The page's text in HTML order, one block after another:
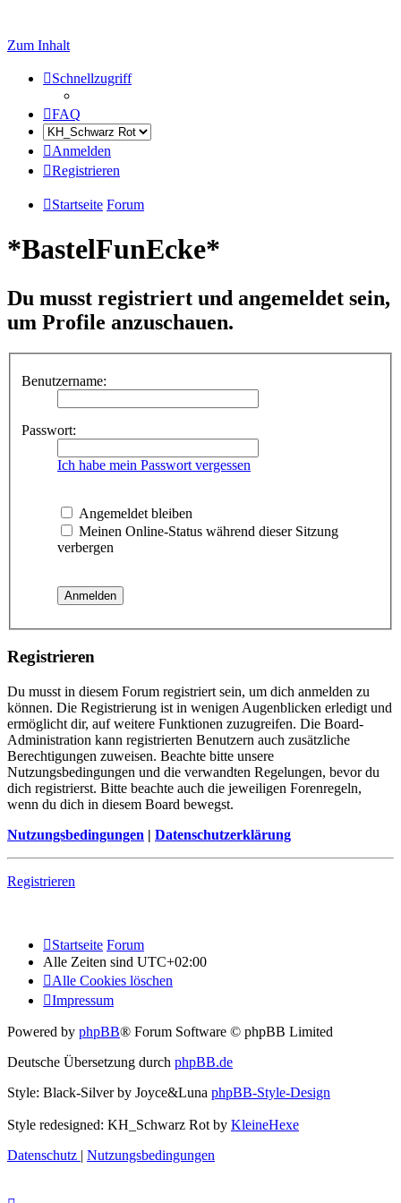
Zum Inhalt
Schnellzugriff
FAQ
Anmelden
Registrieren
Startseite Forum
*BastelFunEcke*
Du musst registriert und angemeldet sein,
um Profile anzuschauen.
Benutzername:
Passwort:
Ich habe mein Passwort vergessen
Angemeldet bleiben
Meinen Online-Status während dieser Sitzung
verbergen
Registrieren
Du musst in diesem Forum registriert sein, um dich anmelden zu
können. Die Registrierung ist in wenigen Augenblicken erledigt und
ermöglicht dir, auf weitere Funktionen zuzugreifen. Die Board-
Administration kann registrierten Benutzern auch zusätzliche
Berechtigungen zuweisen. Beachte bitte unsere
Nutzungsbedingungen und die verwandten Regelungen, bevor du
dich registrierst. Bitte beachte auch die jeweiligen Forenregeln,
wenn du dich in diesem Board bewegst.
Nutzungsbedingungen | Datenschutzerklärung
Registrieren
Startseite Forum
Alle Zeiten sind UTC+02:00
Alle Cookies löschen
Impressum
Powered by phpBB® Forum Software © phpBB Limited
Deutsche Übersetzung durch phpBB.de
Style: Black-Silver by Joyce&Luna phpBB-Style-Design
Style redesigned: KH_Schwarz Rot by KleineHexe
Datenschutz | Nutzungsbedingungen